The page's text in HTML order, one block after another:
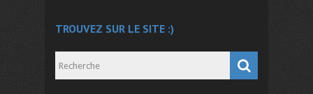
TROUVEZ SUR LE SITE :)